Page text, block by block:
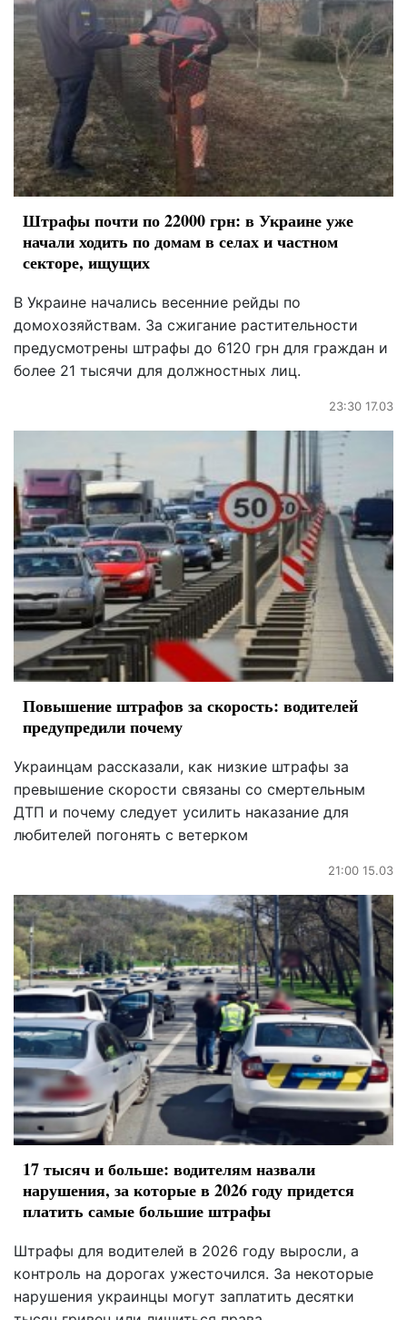
Штрафы почти по 22000 грн: в Украине уже
начали ходить по домам в селах и частном
секторе, ищущих
В Украине начались весенние рейды по
домохозяйствам. За сжигание растительности
предусмотрены штрафы до 6120 грн для граждан и
более 21 тысячи для должностных лиц.
23:30 17.03
Повышение штрафов за скорость: водителей
предупредили почему
Украинцам рассказали, как низкие штрафы за
превышение скорости связаны со смертельным
ДТП и почему следует усилить наказание для
любителей погонять с ветерком
21:00 15.03
17 тысяч и больше: водителям назвали
нарушения, за которые в 2026 году придется
платить самые большие штрафы
Штрафы для водителей в 2026 году выросли, а
контроль на дорогах ужесточился. За некоторые
нарушения украинцы могут заплатить десятки